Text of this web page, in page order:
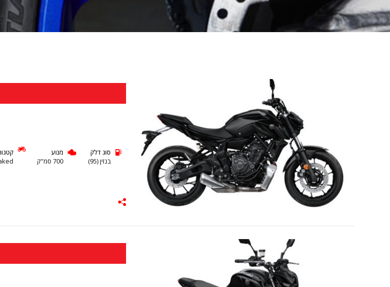
סוג דלק
בנזין (95)
מנוע
700 סמ"ק